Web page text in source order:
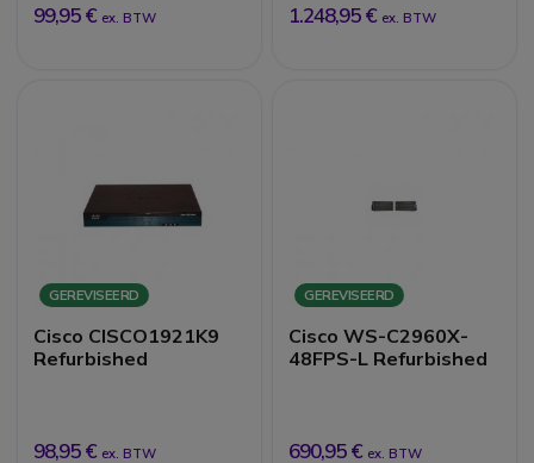
99,95 € ex. BTW 1.248,95 € ex. BTW
GEREVISEERD
Cisco CISCO1921K9
Refurbished
98,95 € ex. BTW
GEREVISEERD
Cisco WS-C2960X-
48FPS-L Refurbished
690,95 € ex. BTW